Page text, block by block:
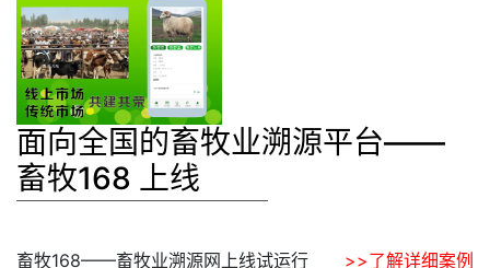
面向全国的畜牧业溯源平台——
畜牧168 上线
畜牧168——畜牧业溯源网上线试运行 >>了解详细案例